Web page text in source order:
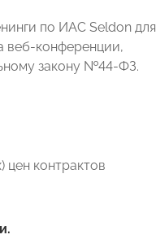
по ИАС Seldon для
веб-конференции,
закону №44-ФЗ.
контрактов